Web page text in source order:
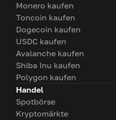
Monero kaufen
Toncoin kaufen
Dogecoin kaufen
USDC kaufen
Avalanche kaufen
Shiba Inu kaufen
Polygon kaufen
Handel
Spotbörse
Kryptomärkte